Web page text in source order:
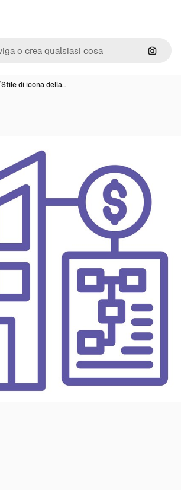
Cerca
Stile di icona della…